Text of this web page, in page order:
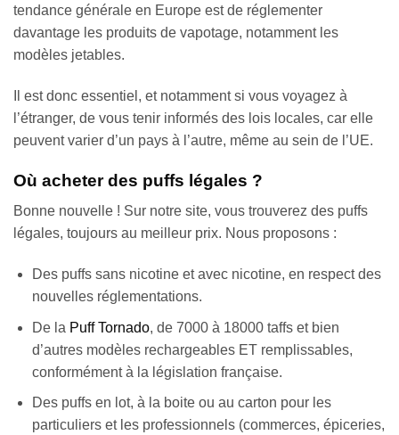
tendance générale en Europe est de réglementer
davantage les produits de vapotage, notamment les
modèles jetables.
Il est donc essentiel, et notamment si vous voyagez à
l’étranger, de vous tenir informés des lois locales, car elle
peuvent varier d’un pays à l’autre, même au sein de l’UE.
Où acheter des puffs légales ?
Bonne nouvelle ! Sur notre site, vous trouverez des puffs
légales, toujours au meilleur prix. Nous proposons :
Des puffs sans nicotine et avec nicotine, en respect des
nouvelles réglementations.
De la Puff Tornado, de 7000 à 18000 taffs et bien
d’autres modèles rechargeables ET remplissables,
conformément à la législation française.
Des puffs en lot, à la boite ou au carton pour les
particuliers et les professionnels (commerces, épiceries,